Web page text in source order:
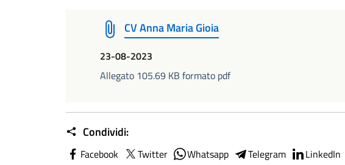
CV Anna Maria Gioia
23-08-2023
Allegato 105.69 KB formato pdf
Condividi:
Facebook Twitter Whatsapp Telegram LinkedIn